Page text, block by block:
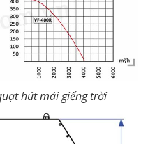
hút mái giếng trời